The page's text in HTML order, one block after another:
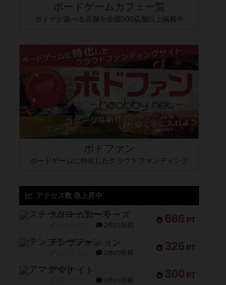
ボードゲームカフェ一覧
ボドゲが遊べる店舗を全国500店舗以上掲載中
ボドファン
ボードゲームに特化したクラウドファンディング
アクセス数 急上昇中
686 PT
スチームローラーズ
2件の投稿
326 PT
テンプテーション
2件の投稿
300 PT
アマナイト
1件の投稿